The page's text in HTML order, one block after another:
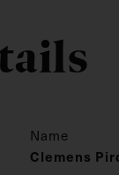
Name
Clemens